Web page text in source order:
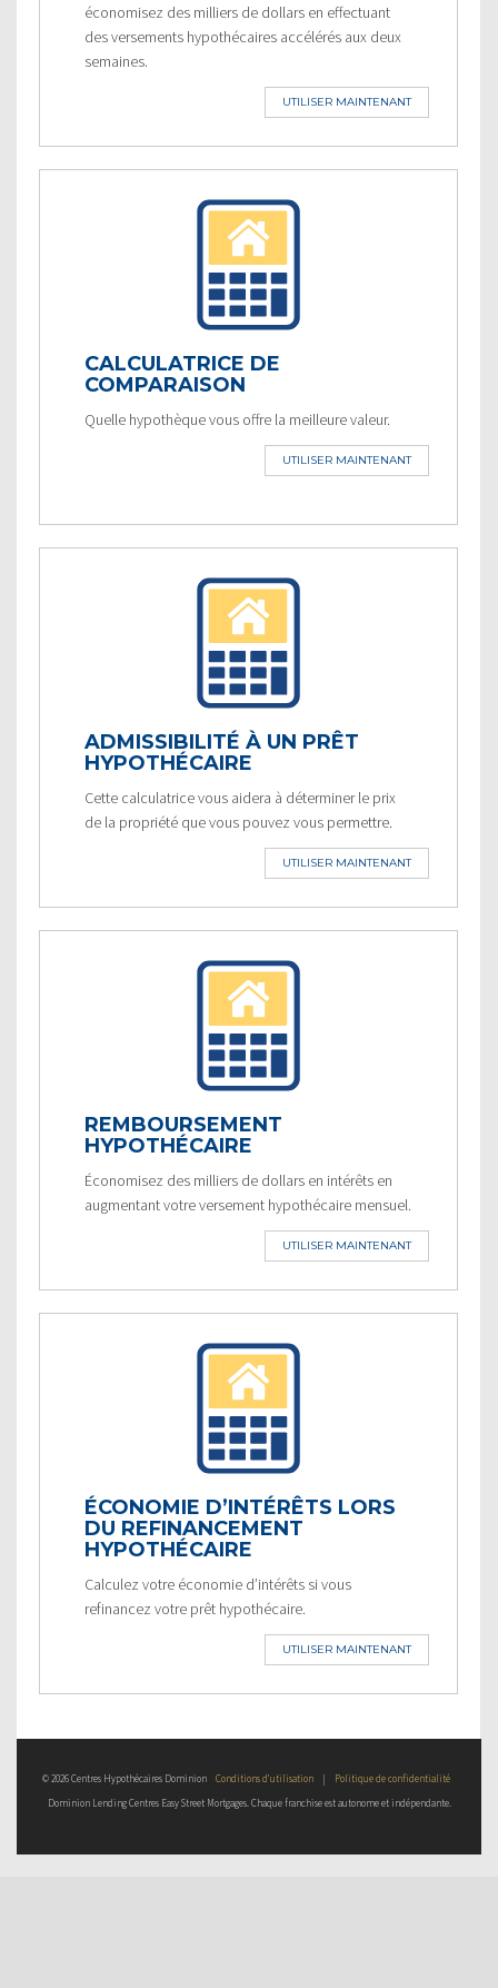
économisez des milliers de dollars en effectuant
des versements hypothécaires accélérés aux deux
semaines.
UTILISER MAINTENANT
CALCULATRICE DE
COMPARAISON
Quelle hypothèque vous offre la meilleure valeur.
UTILISER MAINTENANT
ADMISSIBILITÉ À UN PRÊT
HYPOTHÉCAIRE
Cette calculatrice vous aidera à déterminer le prix
de la propriété que vous pouvez vous permettre.
UTILISER MAINTENANT
REMBOURSEMENT
HYPOTHÉCAIRE
Économisez des milliers de dollars en intérêts en
augmentant votre versement hypothécaire mensuel.
UTILISER MAINTENANT
ÉCONOMIE D’INTÉRÊTS LORS
DU REFINANCEMENT
HYPOTHÉCAIRE
Calculez votre économie d’intérêts si vous
refinancez votre prêt hypothécaire.
UTILISER MAINTENANT
© 2026 Centres Hypothécaires Dominion Conditions d’utilisation |
Politique de confidentialité
Dominion Lending Centres Easy Street Mortgages. Chaque franchise est autonome et indépendante.